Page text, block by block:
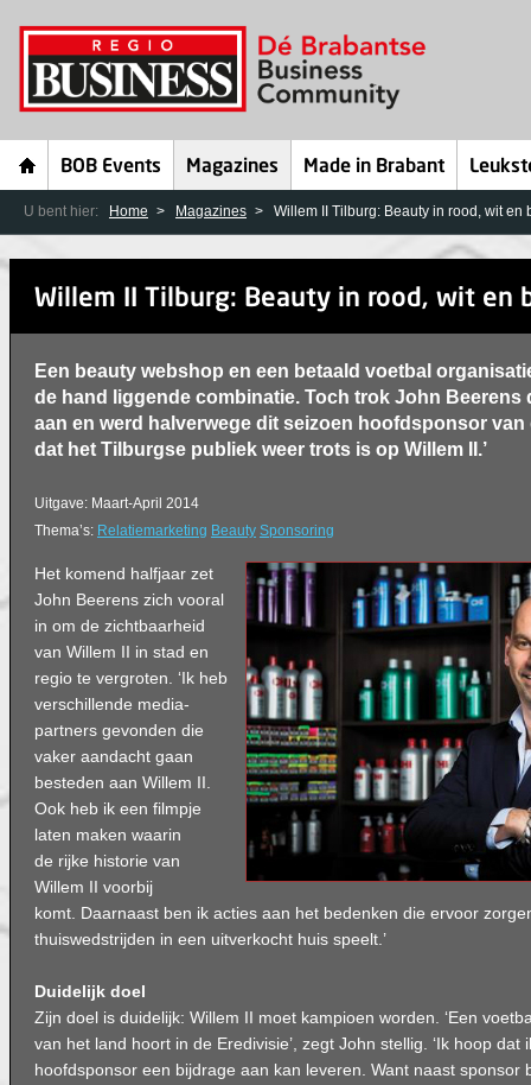
BOB Events Magazines Made in Brabant
U bent hier: Home Magazines Willem II Tilburg: Beauty in rood, wit en
Willem II Tilburg: Beauty in rood, wit en
Een beauty webshop en een betaald voetbal
de hand liggende combinatie. Toch trok John Beerens
aan en werd halverwege dit seizoen hoofdsponsor van
dat het Tilburgse publiek weer trots is op Willem II.’
Uitgave: Maart-April 2014
Thema’s: Relatiemarketing Beauty Sponsoring
Het komend halfjaar zet
John Beerens zich vooral
in om de zichtbaarheid
van Willem II in stad en
regio te vergroten. ‘Ik heb
verschillende media-
partners gevonden die
vaker aandacht gaan
besteden aan Willem II.
Ook heb ik een filmpje
laten maken waarin
de rijke historie van
Willem II voorbij
komt. Daarnaast ben ik acties aan het bedenken die ervoor
thuiswedstrijden in een uitverkocht huis speelt.’
Duidelijk doel
Zijn doel is duidelijk: Willem II moet kampioen worden. ‘Een
van het land hoort in de Eredivisie’, zegt John stellig. ‘Ik hoop dat
hoofdsponsor een bijdrage aan kan leveren. Want naast sponsor